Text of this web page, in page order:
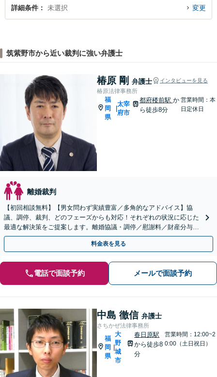
詳細条件 未選択 変更
筑紫野市から近い裁判に強い弁護士
椿原 剛 弁護士 インタビューを見る
椿原法律事務所
福
岡
県
太宰
府市
都府楼前駅 か
ら徒歩8分
営業時間：本
日定休日
離婚裁判
【初回相談無料】【男女問わず実績豊富／多角的なアドバイス】協
議、調停、裁判、どのフェーズからも対応！それぞれの状況に応じた
最適な解決策をご提案します。離婚協議・調停／慰謝料／財産分与／
親権・養育費・面会交流／婚姻費用【休日・夜間相談可】
料金表を見る
電話で面談予約 メールで面談予約
中島 徹信 弁護士
さちかぜ法律事務所
福
岡
県
|
大
野
城
市
春日原駅
から徒歩8
分
営業時間：12:00~2
0:00（土日祝日）